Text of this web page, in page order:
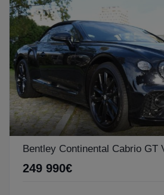
Bentley Continental Cabrio GT
249 990€